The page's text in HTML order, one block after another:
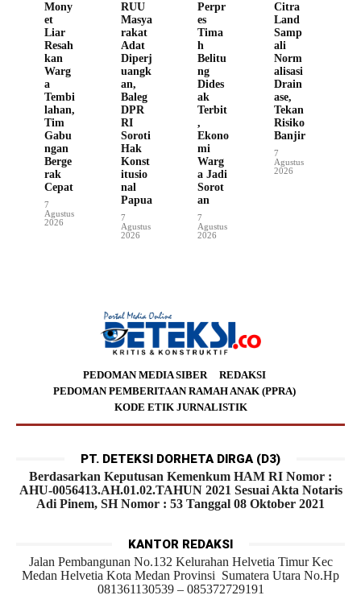
Mony
et
Liar
Resah
kan
Warg
a
Tembi
lahan,
Tim
Gabu
ngan
Berge
rak
Cepat
7
Agustus
2026
RUU
Masya
rakat
Adat
Diperj
uangk
an,
Baleg
DPR
RI
Soroti
Hak
Konst
itusio
nal
Papua
7
Agustus
2026
Perpr
es
Tima
h
Belitu
ng
Dides
ak
Terbit
,
Ekono
mi
Warg
a Jadi
Sorot
an
7
Agustus
2026
Citra
Land
Samp
ali
Norm
alisasi
Drain
ase,
Tekan
Risiko
Banjir
7
Agustus
2026
PEDOMAN MEDIA SIBER
REDAKSI
PEDOMAN PEMBERITAAN RAMAH ANAK (PPRA)
KODE ETIK JURNALISTIK
PT. DETEKSI DORHETA DIRGA (D3)
Berdasarkan Keputusan Kemenkum HAM RI Nomor :
AHU-0056413.AH.01.02.TAHUN 2021 Sesuai Akta Notaris
Adi Pinem, SH Nomor : 53 Tanggal 08 Oktober 2021
KANTOR REDAKSI
Jalan Pembangunan No.132 Kelurahan Helvetia Timur Kec
Medan Helvetia Kota Medan Provinsi Sumatera Utara No.Hp
081361130539 – 085372729191